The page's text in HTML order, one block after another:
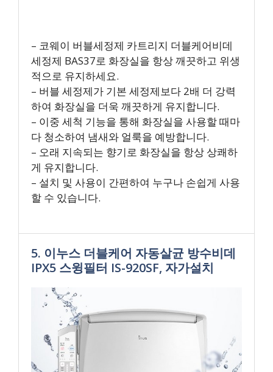
– 코웨이 버블세정제 카트리지 더블케어비데
세정제 BAS37로 화장실을 항상 깨끗하고 위생
적으로 유지하세요.
– 버블 세정제가 기본 세정제보다 2배 더 강력
하여 화장실을 더욱 깨끗하게 유지합니다.
– 이중 세척 기능을 통해 화장실을 사용할 때마
다 청소하여 냄새와 얼룩을 예방합니다.
– 오래 지속되는 향기로 화장실을 항상 상쾌하
게 유지합니다.
– 설치 및 사용이 간편하여 누구나 손쉽게 사용
할 수 있습니다.
5. 이누스 더블케어 자동살균 방수비데
IPX5 스윙필터 IS-920SF, 자가설치